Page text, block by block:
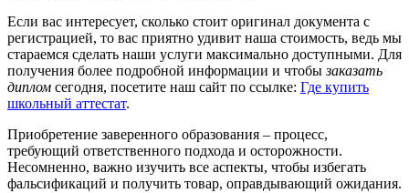
Если вас интересует, сколько стоит оригинал документа с
регистрацией, то вас приятно удивит наша стоимость, ведь мы
стараемся сделать наши услуги максимально доступными. Для
получения более подробной информации и чтобызаказать
диплом сегодня, посетите наш сайт по ссылке: Где купить
школьный аттестат.
Приобретение заверенного образования – процесс,
требующий ответственного подхода и осторожности.
Несомненно, важно изучить все аспекты, чтобы избегать
фальсификаций и получить товар, оправдывающий ожидания.